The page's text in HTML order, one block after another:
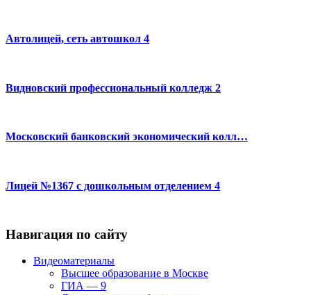
Автолицей, сеть автошкол 4
Видновский профессиональный колледж 2
Московский банковский экономический колл…
Лицей №1367 с дошкольным отделением 4
Навигация по сайту
Видеоматериалы
Высшее образование в Москве
ГИА — 9